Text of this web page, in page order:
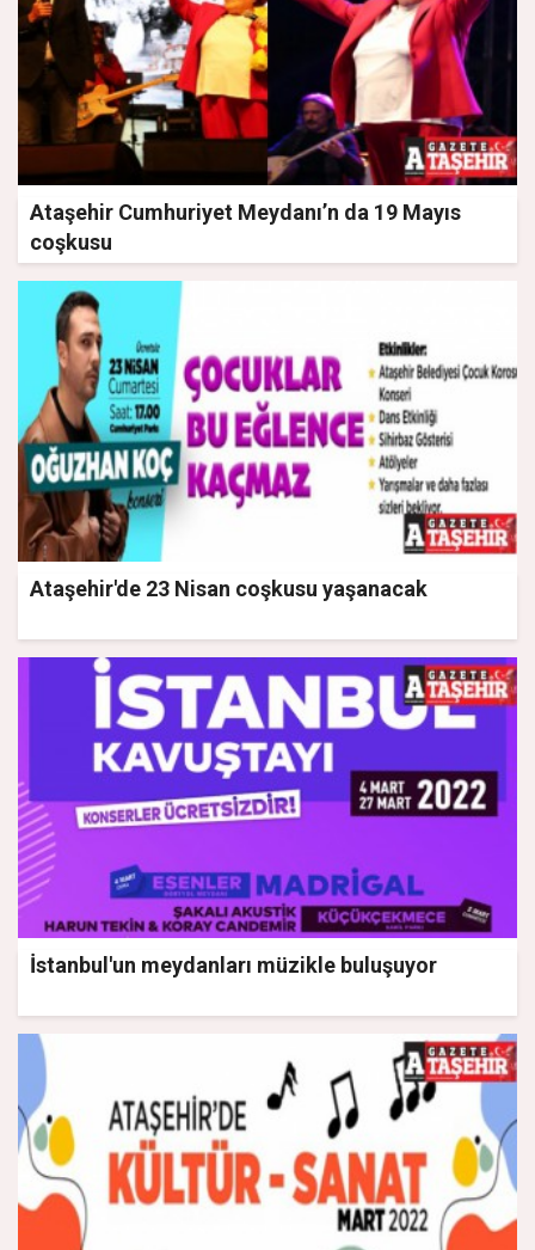
Ataşehir Cumhuriyet Meydanı’n da 19 Mayıs
coşkusu
Ataşehir'de 23 Nisan coşkusu yaşanacak
İstanbul'un meydanları müzikle buluşuyor